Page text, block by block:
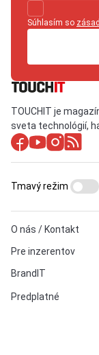
Súhlasím so
TOUCHIT je
sveta technológií,
O nás / Kontakt
Pre inzerentov
BrandIT
Predplatné
Tmavý režim